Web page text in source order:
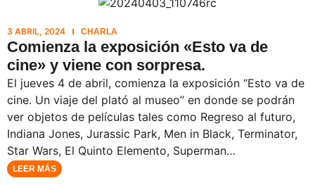
3 ABRIL, 2024 CHARLA
Comienza la exposición «Esto va de
cine» y viene con sorpresa.
El jueves 4 de abril, comienza la exposición “Esto va de
cine. Un viaje del plató al museo” en donde se podrán
ver objetos de películas tales como Regreso al futuro,
Indiana Jones, Jurassic Park, Men in Black, Terminator,
Star Wars, El Quinto Elemento, Superman…
LEER MÁS